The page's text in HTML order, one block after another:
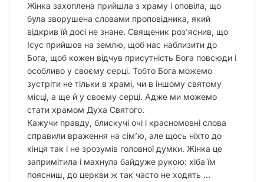
Жінка захоплена прийшла з храму і оповіла, що
була зворушена словами проповідника, який
відкрив їй досі не знане. Священик роз’яснив, що
Ісус прийшов на землю, щоб нас наблизити до
Бога, щоб кожен відчув присутність Бога повсюди і
особливо у своєму серці. Тобто Бога можемо
зустріти не тільки в храмі, чи в іншому святому
місці, а ще й у своєму серці. Адже ми можемо
стати храмом Духа Святого.
Кажучи правду, блискучі очі і красномовні слова
справили враження на сім’ю, але щось ніхто до
кінця так і не зрозумів головної думки. Жінка це
запримітила і махнула байдуже рукою: хіба їм
поясниш, до церкви ж так часто не ходять …